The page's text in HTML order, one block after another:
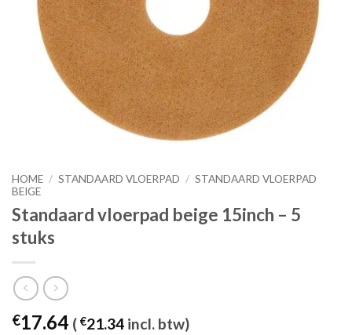
HOME / STANDAARD VLOERPAD / STANDAARD VLOERPAD
BEIGE
Standaard vloerpad beige 15inch – 5
stuks
€17.64 ( €21.34 incl. btw)